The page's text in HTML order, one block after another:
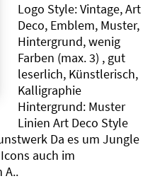
Logo Style: Vintage, Art
Deco, Emblem, Muster,
Hintergrund, wenig
Farben (max. 3) , gut
leserlich, Künstlerisch,
Kalligraphie
Hintergrund: Muster
Linien Art Deco Style
Da es um Jungle
auch im
A..